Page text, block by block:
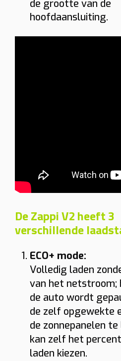
de grootte van de
hoofdaansluiting.
De Zappi V2 heeft 3
verschillende
ECO+ mode:
Volledig laden
van het netstroom;
de auto wordt
de zelf opgewekte
de zonnepanelen te
kan zelf het
laden kiezen.